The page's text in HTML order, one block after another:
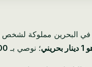
البحرين مملوكة لشخص
؛ نوصي بـ 1,000